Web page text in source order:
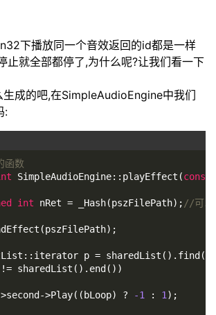
下播放同一个音效返回的id都是一样
止就全部都停了,为什么呢?让我们看一下
成的吧,在SimpleAudioEngine中我们
:
函数
SimpleAudioEngine::playEffect(const
int nRet = _Hash(pszFilePath); //可以
p =
sharedList().end())
>Play((bLoop) ?
-1 : 1 );